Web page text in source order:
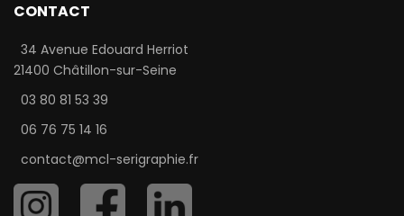
CONTACT
34 Avenue Edouard Herriot
21400 Châtillon-sur-Seine
03 80 81 53 39
06 76 75 14 16
contact@mcl-serigraphie.fr